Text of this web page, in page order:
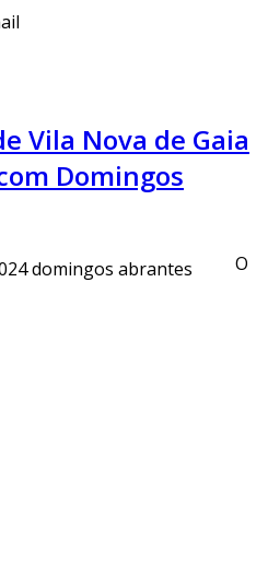
Vila Nova de Gaia
Domingos
O